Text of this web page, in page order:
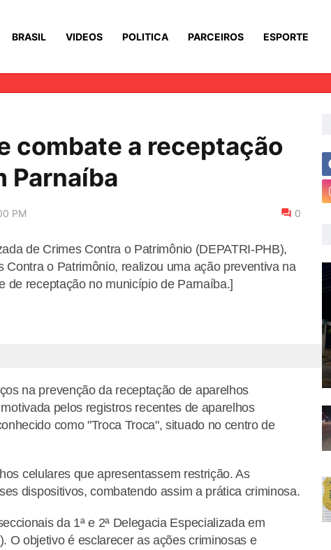
BRASIL VIDEOS POLITICA PARCEIROS ESPORTE
combate a receptação
Parnaíba
PM 0
de Crimes Contra o Patrimônio (DEPATRI-PHB),
o Patrimônio, realizou uma ação preventiva na
de receptação no município de Parnaíba.]
na prevenção da receptação de aparelhos
pelos registros recentes de aparelhos
como "Troca Troca", situado no centro de
celulares que apresentassem restrição. As
dispositivos, combatendo assim a prática criminosa.
da 1ª e 2ª Delegacia Especializada em
O objetivo é esclarecer as ações criminosas e